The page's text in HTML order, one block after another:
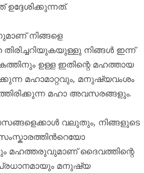
നിങ്ങളെ
തിരിച്ചറിയുകയുള്ളു നിങ്ങൾ ഇന്ന്
ഉള്ള ഇതിന്റെ മഹത്തായ
മഹാമാറ്റവും, മനുഷ്യവംശം
മഹാ അവസരങ്ങളും.
വലുതും, നിങ്ങളുടെ
മഹത്തരുവുമാണ് ദൈവത്തിന്റെ
പ്രധാനമായും മനുഷ്യ